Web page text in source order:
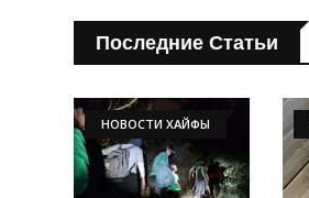
Последние Статьи
НОВОСТИ ХАЙФЫ